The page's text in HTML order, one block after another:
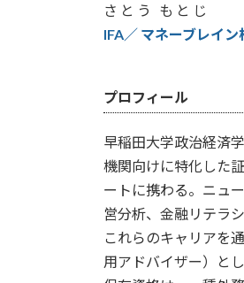
さとう もとじ
IFA／ マネーブレイン
プロフィール
早稲田大学政治経済
機関向けに特化した
ートに携わる。ニュ
営分析、金融リテラ
これらのキャリアを
用アドバイザー）と